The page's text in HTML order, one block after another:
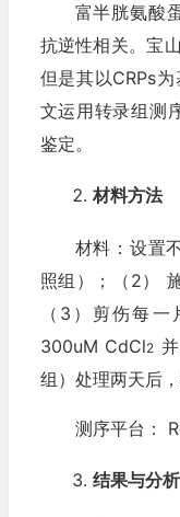
富半胱氨酸
抗逆性相关。宝
但是其以CRPs
文运用转录组测
鉴定。
材料方法
材料：设置
照组）；（2）
（3）剪伤每
300uM CdCl2
组）处理两天后
测序平台：
结果与分析